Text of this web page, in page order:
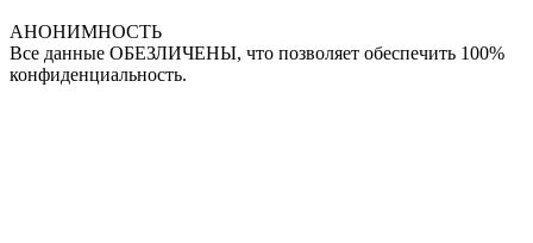
АНОНИМНОСТЬ
Все данные ОБЕЗЛИЧЕНЫ, что позволяет обеспечить 100%
конфиденциальность.